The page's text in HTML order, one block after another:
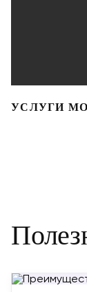
УСЛУГИ